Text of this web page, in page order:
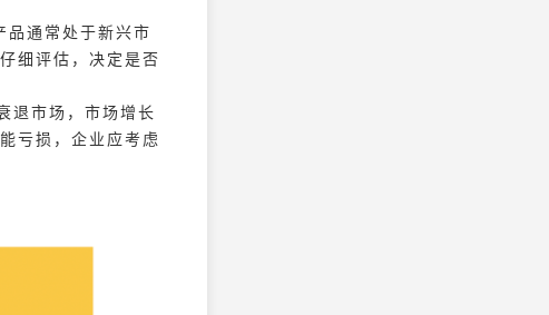
品通常处于新兴市
细评估，决定是否
退市场，市场增长
亏损，企业应考虑